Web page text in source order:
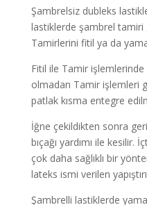
Şambrelsiz dubleks
lastiklerde şambrel
Tamirlerini fitil ya da
Fitil ile Tamir
olmadan Tamir işlemleri
patlak kısma entegre
İğne çekildikten sonra
bıçağı yardımı ile
çok daha sağlıklı bir
lateks ismi verilen
Şambrelli lastiklerde